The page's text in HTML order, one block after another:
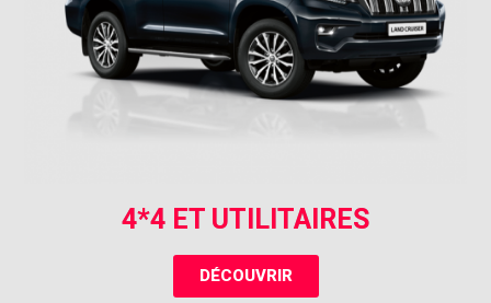
4*4 ET UTILITAIRES
DÉCOUVRIR